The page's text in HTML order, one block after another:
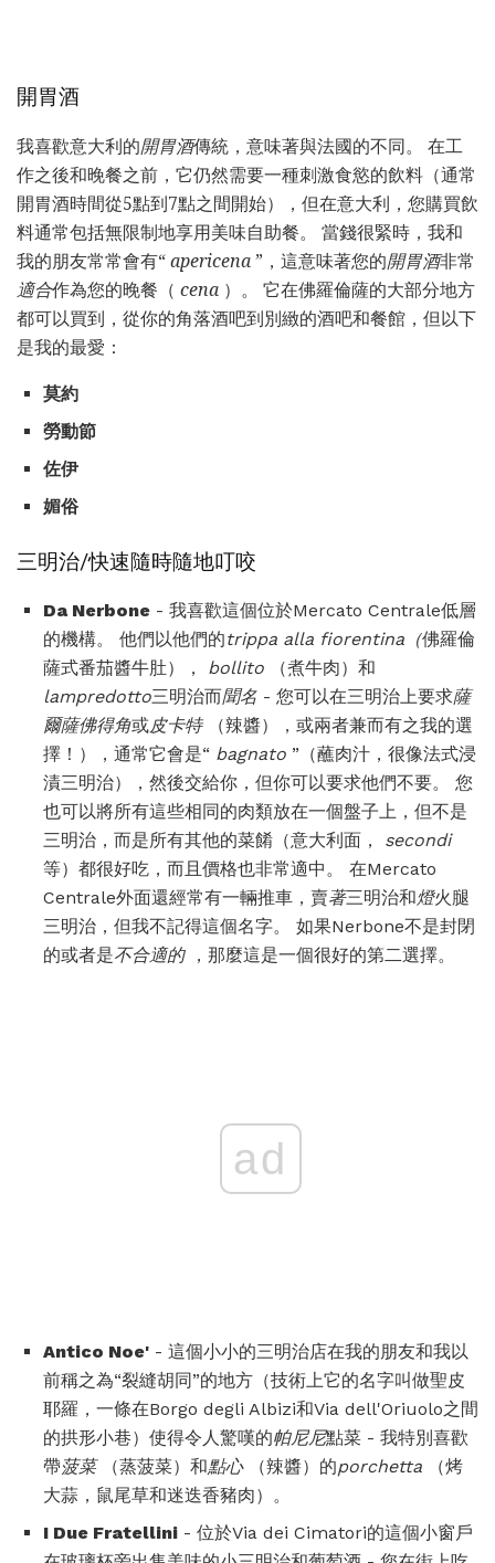
開胃酒
我喜歡意大利的開胃酒傳統，意味著與法國的不同。 在工
作之後和晚餐之前，它仍然需要一種刺激食慾的飲料（通常
開胃酒時間從5點到7點之間開始），但在意大利，您購買飲
料通常包括無限制地享用美味自助餐。 當錢很緊時，我和
我的朋友常常會有“ apericena ”，這意味著您的開胃酒非常
適合作為您的晚餐（ cena ）。 它在佛羅倫薩的大部分地方
都可以買到，從你的角落酒吧到別緻的酒吧和餐館，但以下
是我的最愛：
莫約
勞動節
佐伊
媚俗
三明治/快速隨時隨地叮咬
Da Nerbone - 我喜歡這個位於Mercato Centrale低層
的機構。 他們以他們的trippa alla fiorentina（佛羅倫
薩式番茄醬牛肚）， bollito （煮牛肉）和
lampredotto三明治而聞名 - 您可以在三明治上要求薩
爾薩佛得角或皮卡特（辣醬），或兩者兼而有之我的選
擇！），通常它會是“ bagnato ”（蘸肉汁，很像法式浸
漬三明治），然後交給你，但你可以要求他們不要。 您
也可以將所有這些相同的肉類放在一個盤子上，但不是
三明治，而是所有其他的菜餚（意大利面， secondi
等）都很好吃，而且價格也非常適中。 在Mercato
Centrale外面還經常有一輛推車，賣著三明治和燈火腿
三明治，但我不記得這個名字。 如果Nerbone不是封閉
的或者是不合適的，那麼這是一個很好的第二選擇。
ad
Antico Noe' - 這個小小的三明治店在我的朋友和我以
前稱之為“裂縫胡同”的地方（技術上它的名字叫做聖皮
耶羅，一條在Borgo degli Albizi和Via dell'Oriuolo之間
的拱形小巷）使得令人驚嘆的帕尼尼點菜 - 我特別喜歡
帶菠菜（蒸菠菜）和點心（辣醬）的porchetta （烤
大蒜，鼠尾草和迷迭香豬肉）。
I Due Fratellini - 位於Via dei Cimatori的這個小窗戶